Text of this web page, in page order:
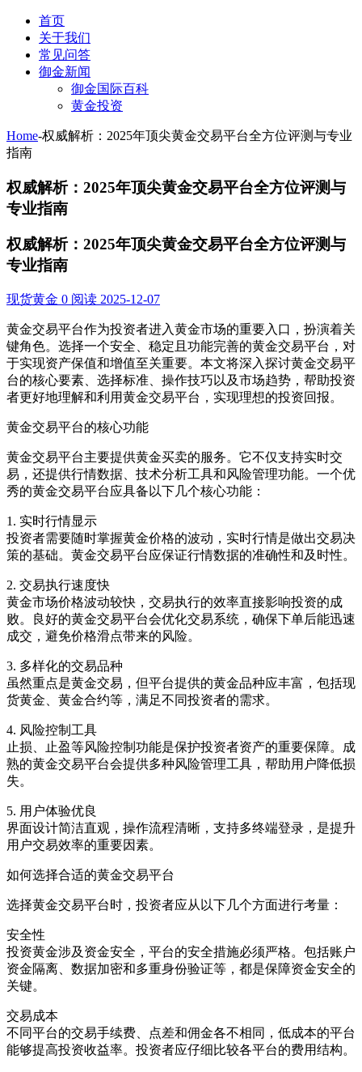
首页
关于我们
常见问答
御金新闻
御金国际百科
黄金投资
Home-权威解析：2025年顶尖黄金交易平台全方位评测与专业
指南
权威解析：2025年顶尖黄金交易平台全方位评测与
专业指南
权威解析：2025年顶尖黄金交易平台全方位评测与
专业指南
现货黄金 0 阅读 2025-12-07
黄金交易平台作为投资者进入黄金市场的重要入口，扮演着关
键角色。选择一个安全、稳定且功能完善的黄金交易平台，对
于实现资产保值和增值至关重要。本文将深入探讨黄金交易平
台的核心要素、选择标准、操作技巧以及市场趋势，帮助投资
者更好地理解和利用黄金交易平台，实现理想的投资回报。
黄金交易平台的核心功能
黄金交易平台主要提供黄金买卖的服务。它不仅支持实时交
易，还提供行情数据、技术分析工具和风险管理功能。一个优
秀的黄金交易平台应具备以下几个核心功能：
1. 实时行情显示
投资者需要随时掌握黄金价格的波动，实时行情是做出交易决
策的基础。黄金交易平台应保证行情数据的准确性和及时性。
2. 交易执行速度快
黄金市场价格波动较快，交易执行的效率直接影响投资的成
败。良好的黄金交易平台会优化交易系统，确保下单后能迅速
成交，避免价格滑点带来的风险。
3. 多样化的交易品种
虽然重点是黄金交易，但平台提供的黄金品种应丰富，包括现
货黄金、黄金合约等，满足不同投资者的需求。
4. 风险控制工具
止损、止盈等风险控制功能是保护投资者资产的重要保障。成
熟的黄金交易平台会提供多种风险管理工具，帮助用户降低损
失。
5. 用户体验优良
界面设计简洁直观，操作流程清晰，支持多终端登录，是提升
用户交易效率的重要因素。
如何选择合适的黄金交易平台
选择黄金交易平台时，投资者应从以下几个方面进行考量：
安全性
投资黄金涉及资金安全，平台的安全措施必须严格。包括账户
资金隔离、数据加密和多重身份验证等，都是保障资金安全的
关键。
交易成本
不同平台的交易手续费、点差和佣金各不相同，低成本的平台
能够提高投资收益率。投资者应仔细比较各平台的费用结构。